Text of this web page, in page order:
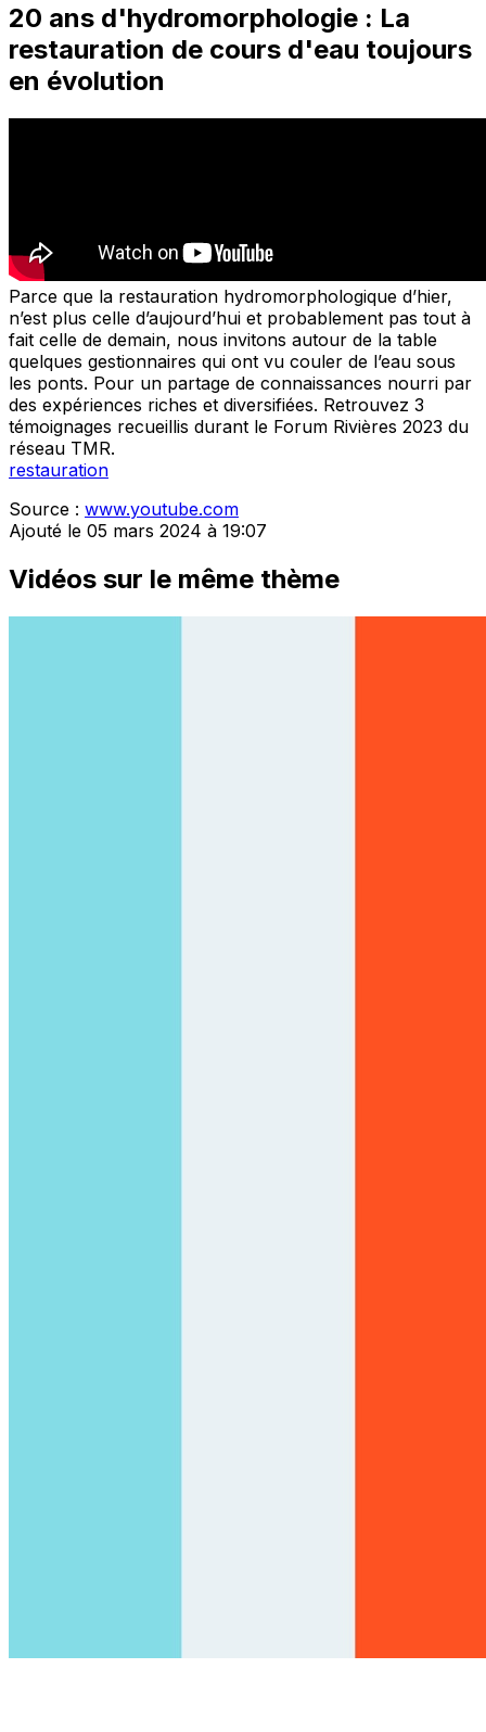
20 ans d'hydromorphologie : La
restauration de cours d'eau toujours
en évolution
Parce que la restauration hydromorphologique d’hier,
n’est plus celle d’aujourd’hui et probablement pas tout à
fait celle de demain, nous invitons autour de la table
quelques gestionnaires qui ont vu couler de l’eau sous
les ponts. Pour un partage de connaissances nourri par
des expériences riches et diversifiées. Retrouvez 3
témoignages recueillis durant le Forum Rivières 2023 du
réseau TMR.
restauration
Source : www.youtube.com
Ajouté le 05 mars 2024 à 19:07
Vidéos sur le même thème